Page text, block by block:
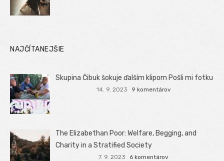
NAJČÍTANEJŠIE
Skupina Čibuk šokuje ďalším klipom Pošli mi fotku
14. 9. 2023 9 komentárov
The Elizabethan Poor: Welfare, Begging, and
Charity in a Stratified Society
7. 9. 2023 6 komentárov